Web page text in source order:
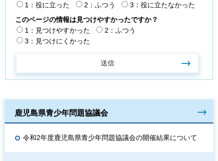
1：役に立った
2：ふつう
3：役に立たなかった
このページの情報は見つけやすかったですか？
1：見つけやすかった
2：ふつう
3：見つけにくかった
鹿児島県青少年問題協議会
令和2年度鹿児島県青少年問題協議会の開催結果について